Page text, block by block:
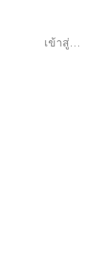
เข้าสู่ระบบ